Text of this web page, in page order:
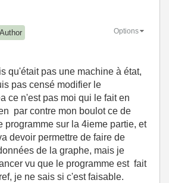
Author Options
qu'était pas une machine à état,
pas censé modifier le
ce n'est pas moi qui le fait en
par contre mon boulot ce de
programme sur la 4ieme partie, et
devoir permettre de faire de
de la graphe, mais je
vu que le programme est fait
je ne sais si c'est faisable.